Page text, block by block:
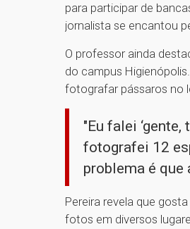
para participar de
jornalista se encantou
O professor ainda
do campus
fotografar pássaros no
"Eu falei
fotografei 12
problema é que
Pereira revela que
fotos em diversos